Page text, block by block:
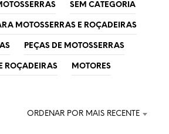
SEM CATEGORIA
MOTOSSERRAS E ROÇADEIRAS
PEÇAS DE MOTOSSERRAS
ROÇADEIRAS MOTORES
ORDENAR POR MAIS RECENTE